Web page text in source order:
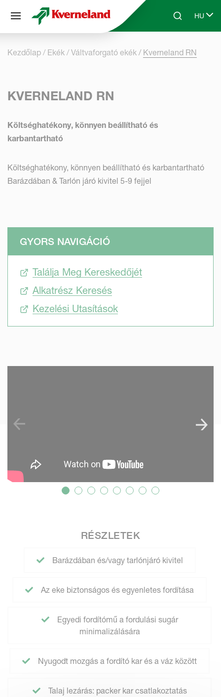
Skip to main contentSearchHU
Select
Kezdőlap Ekék Váltvaforgató ekék Kverneland RN
KVERNELAND RN
Költséghatékony, könnyen beállítható és
karbantartható
Költséghatékony, könnyen beállítható és karbantartható
Barázdában & Tarlón járó kivitel 5-9 fejjel
GYORS NAVIGÁCIÓ
Találja Meg Kereskedőjét
Alkatrész Keresés
Kezelési Utasítások
RÉSZLETEK
Barázdában és/vagy tarlónjáró kivitel
Az eke biztonságos és egyenletes fordítása
Egyedi fordítómű a fordulási sugár
minimalizálására
Nyugodt mozgás a fordító kar és a váz között
Talaj lezárás: packer kar csatlakoztatás
Süti preferenciák